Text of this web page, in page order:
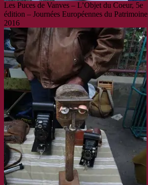
Les Puces de Vanves – L’Objet du Coeur, 5e
édition – Journées Européennes du Patrimoine
2016